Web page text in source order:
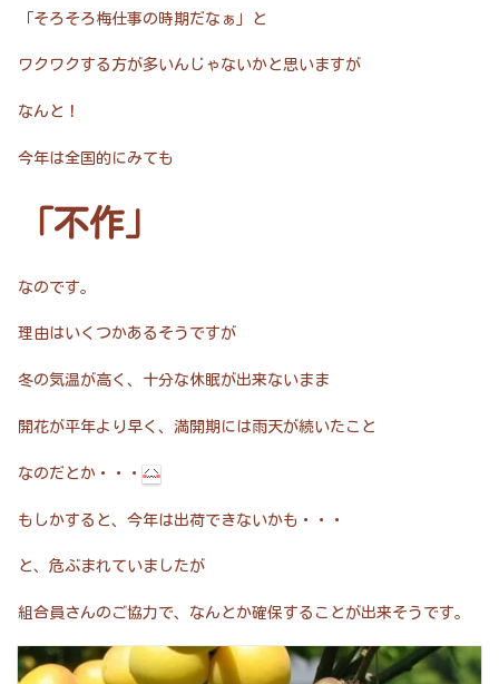
「そろそろ梅仕事の時期だなぁ」と
ワクワクする方が多いんじゃないかと思いますが
なんと！
今年は全国的にみても
「不作」
なのです。
理由はいくつかあるそうですが
冬の気温が高く、十分な休眠が出来ないまま
開花が平年より早く、満開期には雨天が続いたこと
なのだとか・・・
もしかすると、今年は出荷できないかも・・・
と、危ぶまれていましたが
組合員さんのご協力で、なんとか確保することが出来そうです。